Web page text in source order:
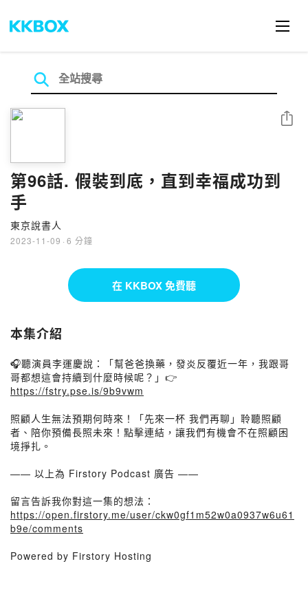
第96話. 假裝到底，直到幸福成功到
手
東京說書人
2023-11-09 · 6 分鐘
分享
在 KKBOX 免費聽
本集介紹
🎧聽演員李運慶說：「幫爸爸換藥，發炎反覆近一年，我跟哥
哥都想這會持續到什麼時候呢？」👉
https://fstry.pse.is/9b9vwm
照顧人生無法預期何時來！「先來一杯 我們再聊」聆聽照顧
者、陪你預備長照未來！點擊連結，讓我們有機會不在照顧困
境掙扎。
—— 以上為 Firstory Podcast 廣告 ——
留言告訴我你對這一集的想法：
https://open.firstory.me/user/ckw0gf1m52w0a0937w6u61
b9e/comments
Powered by Firstory Hosting